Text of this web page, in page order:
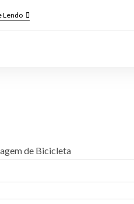
Lendo
de Bicicleta